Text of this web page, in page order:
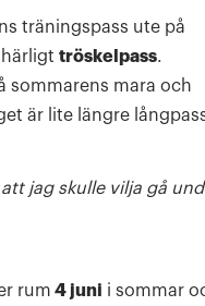
träningspass ute på
tröskelpass.
sommarens mara och
är lite längre
jag skulle vilja gå
rum 4 juni i sommar